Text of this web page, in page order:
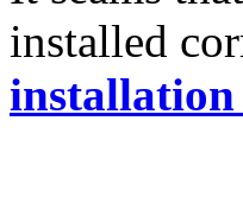
installed